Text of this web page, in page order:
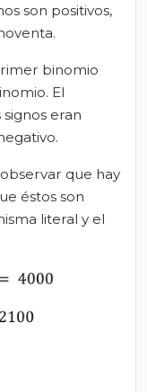
son positivos,
binomio
El
eran
que hay
éstos son
literal y el